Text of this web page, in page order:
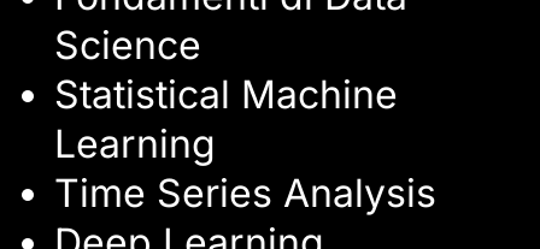
Science
Statistical Machine
Learning
Time Series Analysis